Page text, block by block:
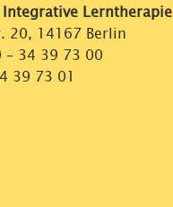
Lerntherapie
20, 14167 Berlin
– 34 39 73 00
39 73 01